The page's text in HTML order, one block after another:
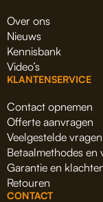
Over ons
Nieuws
Kennisbank
Video’s
KLANTENSERVICE
Contact opnemen
Offerte aanvragen
Veelgestelde vragen
Betaalmethodes en
Garantie en
Retouren
CONTACT